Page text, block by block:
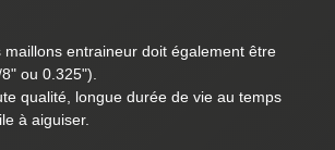
maillons entraineur doit également être
ou 0.325").
qualité, longue durée de vie au temps
à aiguiser.